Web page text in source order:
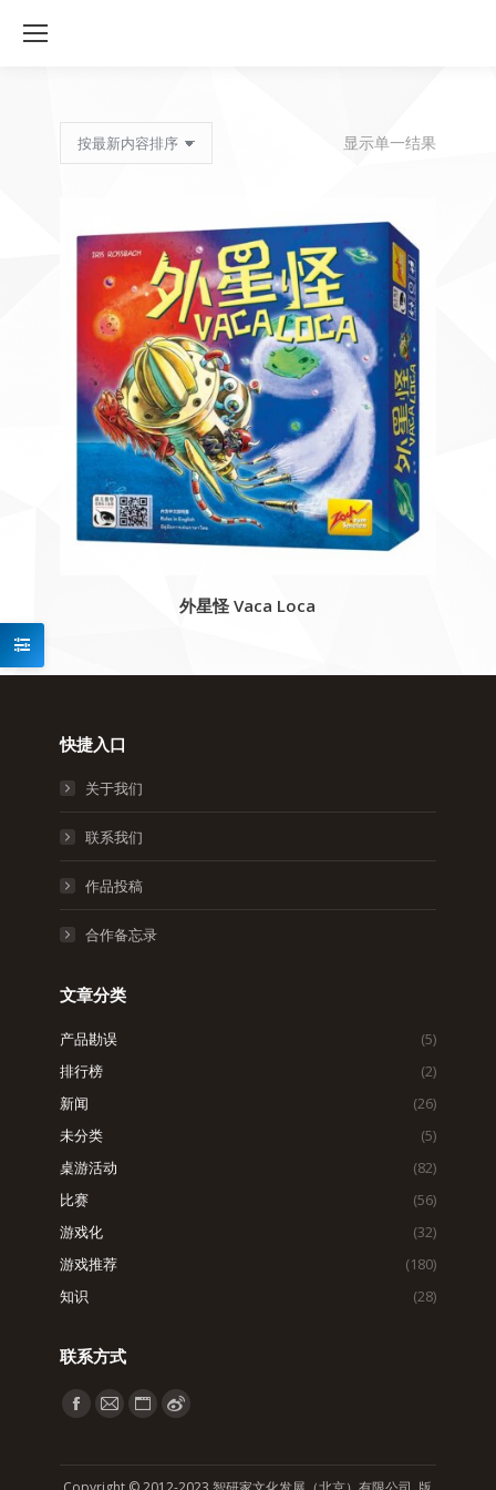
显示单一结果
外星怪 Vaca Loca
快捷入口
关于我们
联系我们
作品投稿
合作备忘录
文章分类
产品勘误
(5)
排行榜
(2)
新闻
(26)
未分类
(5)
桌游活动
(82)
比赛
(56)
游戏化
(32)
游戏推荐
(180)
知识
(28)
联系方式
找到我们：
Facebook
Mail WebsiteWeibo